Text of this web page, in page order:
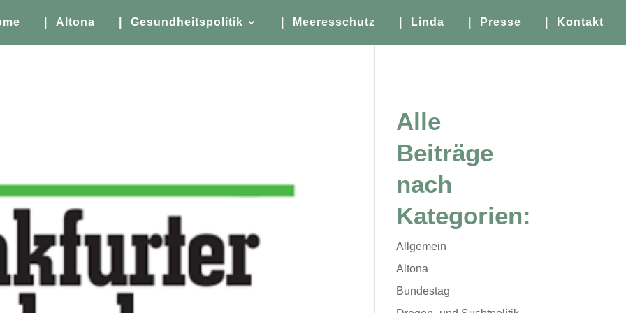
| Altona | Gesundheitspolitik | Meeresschutz | Linda | Presse | Kontakt
Alle
Beiträge
nach
Kategorien:
Allgemein
Altona
Bundestag